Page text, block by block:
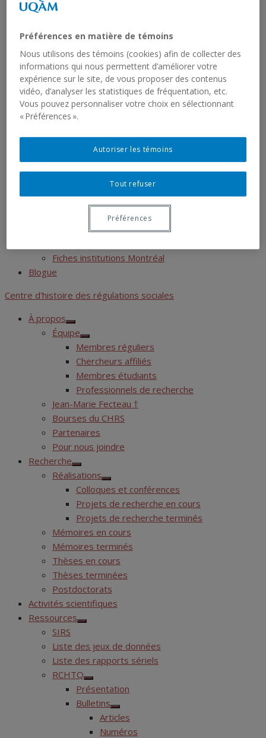
Thèses terminées
Activités scientifiques
Ressources
SIRS
Liste des jeux de données
Liste des rapports sériels
Présentation
Articles
Numéros
Cyberexposition : Déjouer la fatalité
Réseau institutionnel
Fiches institutions Montréal
Blogue
Centre d'histoire des régulations sociales
À propos
Show
sub
menu
Équipe
Show
sub
menu
Membres réguliers
Chercheurs affiliés
Membres étudiants
Professionnels de recherche
Jean-Marie Fecteau †
Bourses du CHRS
Partenaires
Pour nous joindre
Recherche
Show
sub
menu
Réalisations
Show
sub
menu
Colloques et conférences
Projets de recherche en cours
Projets de recherche terminés
Mémoires en cours
Mémoires terminés
Thèses en cours
Thèses terminées
Postdoctorats
Activités scientifiques
Ressources
Show
menu
SIRS
Liste des jeux de données
Liste des rapports sériels
RCHTQ
Show
sub
menu
Présentation
Bulletins
Show
sub
menu
Articles
Numéros
Préférences en matière de témoins
Nous utilisons des témoins (cookies) afin de collecter des
informations qui nous permettent d’améliorer votre
expérience sur le site, de vous proposer des contenus
vidéo, d’analyser les statistiques de fréquentation, etc.
Vous pouvez personnaliser votre choix en sélectionnant
« Préférences ».
Tout refuser
Autoriser les témoins
Préférences